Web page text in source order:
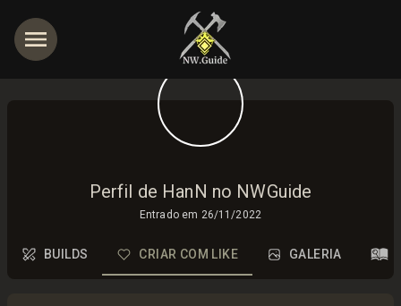
Perfil de HanN no NWGuide
Entrado em 26/11/2022
BUILDS CRIAR COM LIKE GALERIA